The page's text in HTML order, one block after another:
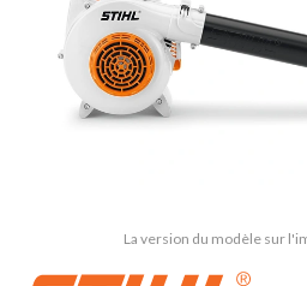
La version du modèle sur